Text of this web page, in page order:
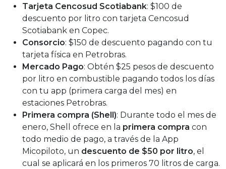
Tarjeta Cencosud Scotiabank: $100 de
descuento por litro con tarjeta Cencosud
Scotiabank en Copec.
Consorcio: $150 de descuento pagando con tu
tarjeta física en Petrobras.
Mercado Pago: Obtén $25 pesos de descuento
por litro en combustible pagando todos los días
con tu app (primera carga del mes) en
estaciones Petrobras.
Primera compra (Shell): Durante todo el mes de
enero, Shell ofrece en la primera compra con
todo medio de pago, a través de la App
Micopiloto, un descuento de $50 por litro, el
cual se aplicará en los primeros 70 litros de carga.